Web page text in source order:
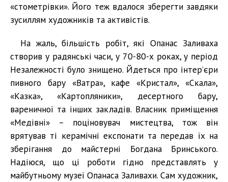
«стометрівки». Його теж вдалося зберегти завдяки
зусиллям художників та активістів.
На жаль, більшість робіт, які Опанас Заливаха
створив у радянські часи, у 70-80-х роках, у період
Незалежності було знищено. Йдеться про інтер’єри
пивного бару «Ватра», кафе «Кристал», «Скала»,
«Казка», «Картопляники», десертного бару,
вареничної та інших закладів. Власник приміщення
«Медівні» – поціновувач мистецтва, тож він
врятував ті керамічні експонати та передав їх на
зберігання до майстерні Богдана Бринського.
Надіюся, що ці роботи гідно представлять у
майбутньому музеї Опанаса Заливахи. Сам художник,